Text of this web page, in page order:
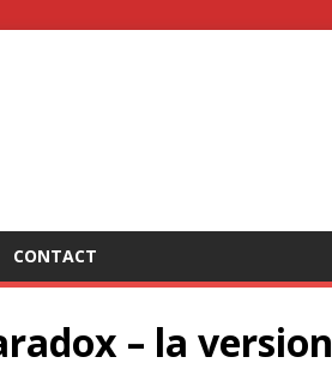
CONTACT
– la version